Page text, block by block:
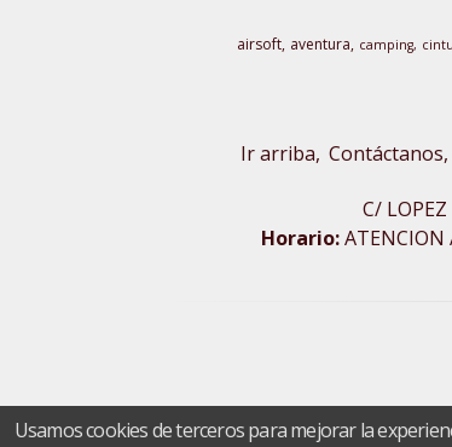
airsoft aventura camping
Ir arriba Contáctanos
C/
Horario:ATENCION
Usamos cookies de terceros para mejorar la